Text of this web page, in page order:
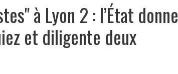
à Lyon 2 : l’État donne
et diligente deux